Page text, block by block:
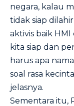
negara, kalau
tidak siap
aktivis baik
kita siap dan
harus apa
soal rasa
jelasnya.
Sementara itu,